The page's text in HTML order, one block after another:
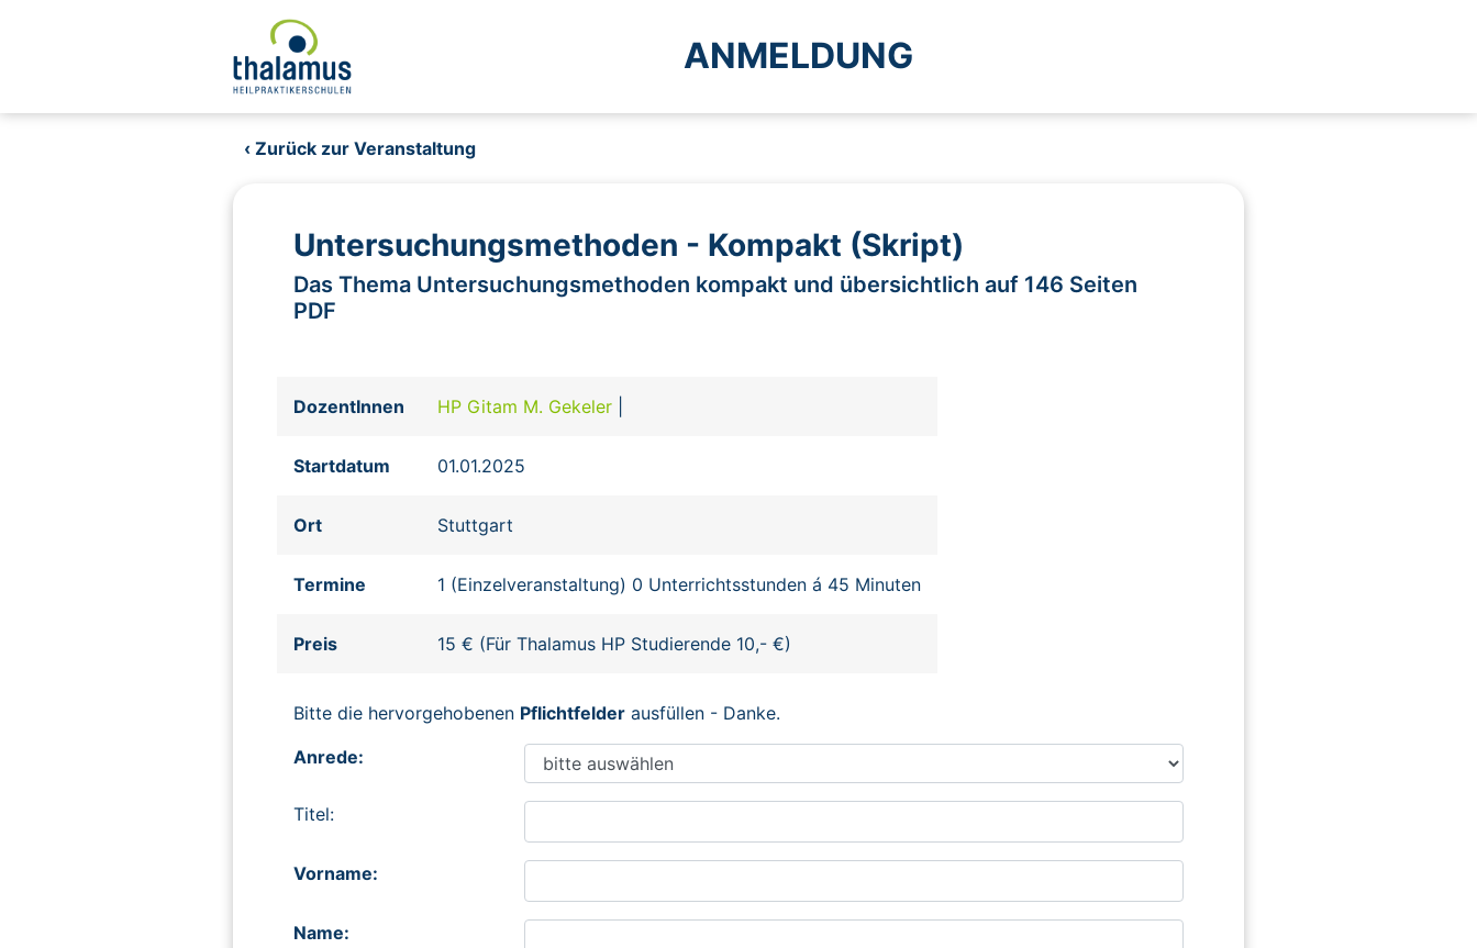
ANMELDUNG
‹ Zurück zur Veranstaltung
Untersuchungsmethoden - Kompakt (Skript)
Das Thema Untersuchungsmethoden kompakt und übersichtlich auf 146 Seiten
PDF
DozentInnen HP Gitam M. Gekeler
Startdatum 01.01.2025
Ort Stuttgart
Termine 1 (Einzelveranstaltung) 0 Unterrichtsstunden á 45 Minuten
Preis 15 € (Für Thalamus HP Studierende 10,- €)
Bitte die hervorgehobenen Pflichtfelder ausfüllen - Danke.
Anrede:
Titel:
Vorname:
Name: